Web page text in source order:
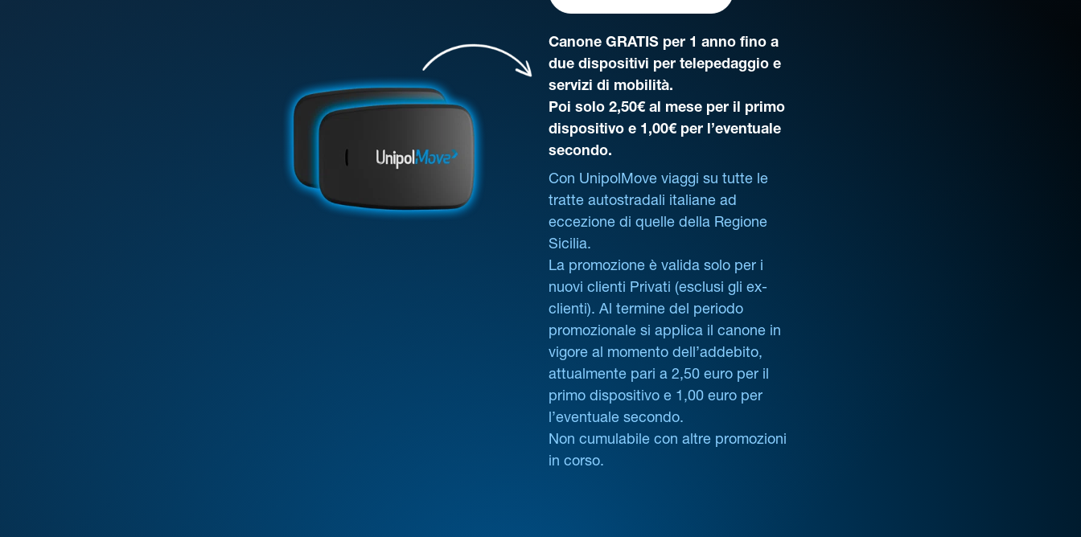
Canone GRATIS per 1 anno fino a
due dispositivi per telepedaggio e
servizi di mobilità.
Poi solo 2,50€ al mese per il primo
dispositivo e 1,00€ per l’eventuale
secondo.
Con UnipolMove viaggi su tutte le
tratte autostradali italiane ad
eccezione di quelle della Regione
Sicilia.
La promozione è valida solo per i
nuovi clienti Privati (esclusi gli ex-
clienti). Al termine del periodo
promozionale si applica il canone in
vigore al momento dell’addebito,
attualmente pari a 2,50 euro per il
primo dispositivo e 1,00 euro per
l’eventuale secondo.
Non cumulabile con altre promozioni
in corso.